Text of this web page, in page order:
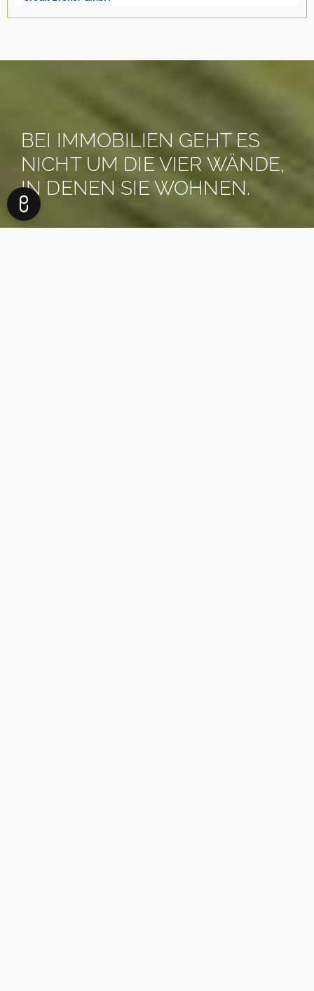
BEI IMMOBILIEN GEHT ES
NICHT UM DIE VIER WÄNDE,
IN DENEN SIE WOHNEN.
ES GEHT UM DAS LEBEN,